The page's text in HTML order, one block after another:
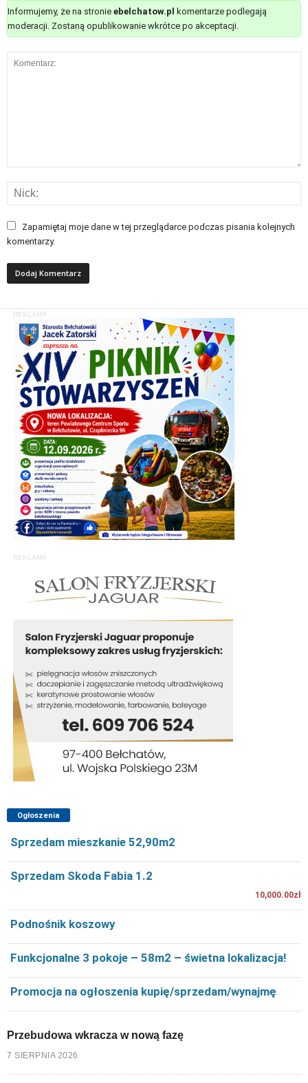
Informujemy, że na stronie ebelchatow.pl
komentarze podlegają
moderacji. Zostaną opublikowanie wkrótce po akceptacji.
Zapamiętaj moje dane w tej przeglądarce podczas pisania kolejnych
komentarzy.
REKLAMA
REKLAMA
Ogłoszenia
Sprzedam mieszkanie 52,90m2
Sprzedam Skoda Fabia 1.2
10,000.00zł
Podnośnik koszowy
Funkcjonalne 3 pokoje – 58m2 – świetna lokalizacja!
Promocja na ogłoszenia kupię/sprzedam/wynajmę
Przebudowa wkracza w nową fazę
7 SIERPNIA 2026